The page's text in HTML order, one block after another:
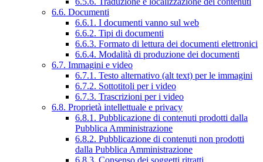
6.6. Documenti
6.6.1. I documenti vanno sul web
6.6.2. Tipi di documenti
6.6.3. Formato di lettura dei documenti elettronici
6.6.4. Modalità di produzione dei documenti
6.7. Immagini e video
6.7.1. Testo alternativo (alt text) per le immagini
6.7.2. Sottotitoli per i video
6.7.3. Trascrizioni per i video
6.8. Proprietà intellettuale e privacy
6.8.1. Pubblicazione di contenuti prodotti dalla
Pubblica Amministrazione
6.8.2. Pubblicazione di contenuti non prodotti
dalla Pubblica Amministrazione
6.8.3. Consenso dei soggetti ritratti